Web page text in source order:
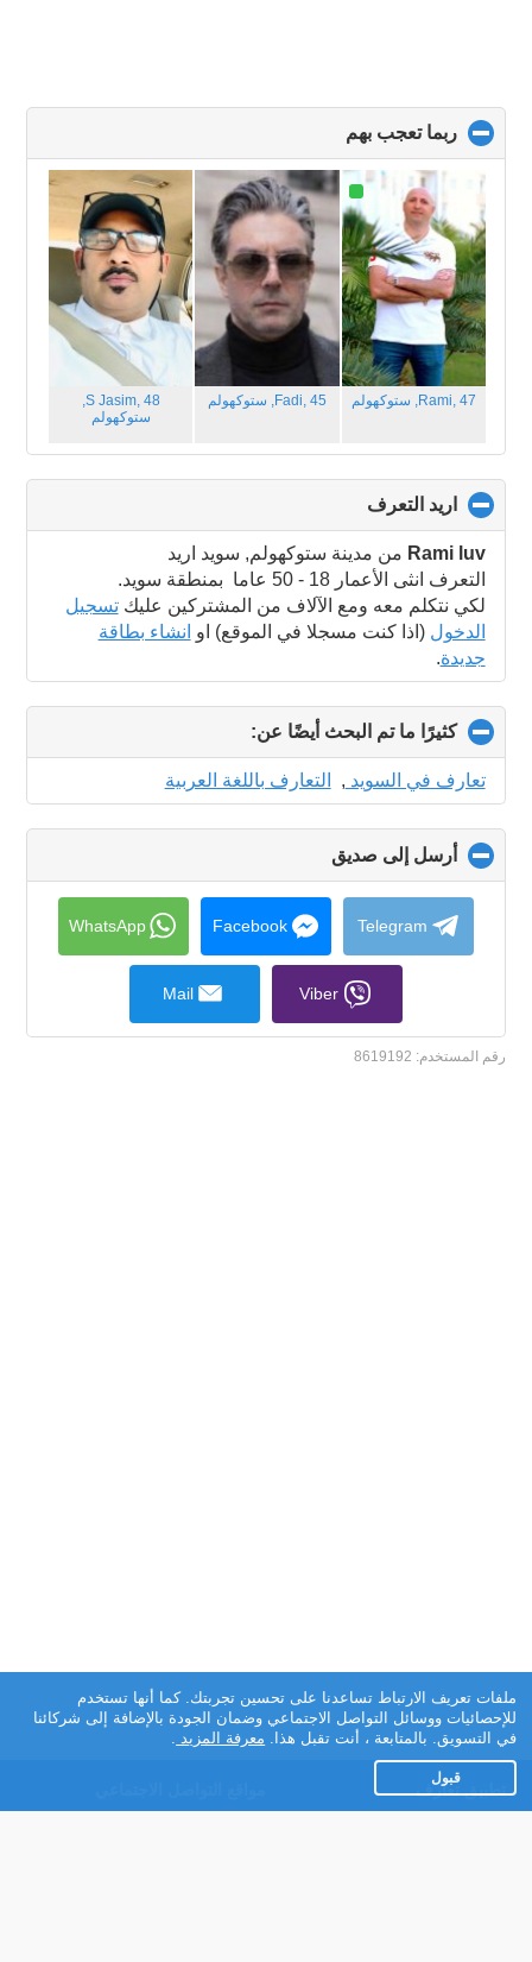
ربما تعجب بهم
to
collapse
contents
Rami, 47, ستوكهولم Fadi, 45, ستوكهولم
S Jasim, 48,
ستوكهولم
اريد التعرف
to
collapse
contents
Rami luv من مدينة ستوكهولم, سويد اريد
التعرف انثى الأعمار 18 - 50 عاما بمنطقة سويد.
لكي نتكلم معه ومع الآلاف من المشتركين عليكتسجيل
الدخول (اذا كنت مسجلا في الموقع) او انشاء بطاقة
جديدة.
كثيرًا ما تم البحث أيضًا عن:
to
collapse
contents
تعارف في السويد , التعارف باللغة العربية
أرسل إلى صديق
to
collapse
contents
Telegram
Facebook
WhatsApp
Viber
Mail
رقم المستخدم: 8619192
تطبيق تعارف
ملفات تعريف الارتباط تساعدنا على تحسين تجربتك. كما أنها تستخدم
للإحصائيات ووسائل التواصل الاجتماعي وضمان الجودة بالإضافة إلى شركائنا
في التسويق. بالمتابعة ، أنت تقبل هذا. معرفة المزيد .
قبول